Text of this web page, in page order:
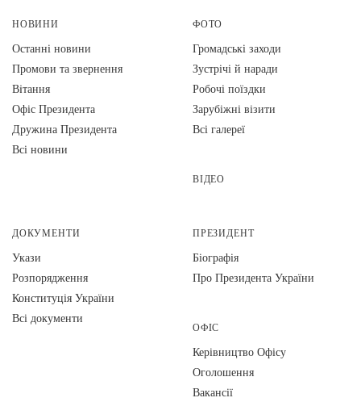
НОВИНИ
Останні новини
Промови та звернення
Вiтання
Офіс Президента
Дружина Президента
Всі новини
ФОТО
Громадські заходи
Зустрічі й наради
Робочі поїздки
Зарубіжні візити
Всі галереї
ВІДЕО
ДОКУМЕНТИ
Укази
Розпорядження
Конституція України
Всі документи
ПРЕЗИДЕНТ
Біографія
Про Президента України
ОФІС
Керівництво Офісу
Оголошення
Вакансії